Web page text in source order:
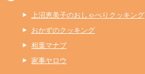
上沼恵美子のおしゃべりクッキング
おかずのクッキング
相葉マナブ
家事ヤロウ